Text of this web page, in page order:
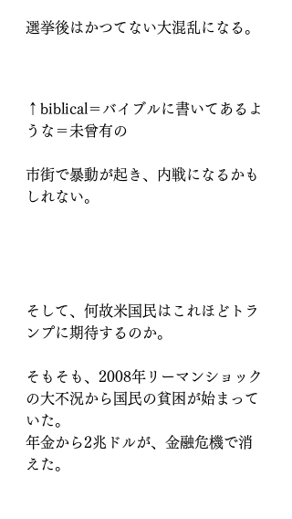
選挙後はかつてない大混乱になる。
↑biblical＝バイブルに書いてあるよ
うな＝未曾有の
市街で暴動が起き、内戦になるかも
しれない。
そして、何故米国民はこれほどトラ
ンプに期待するのか。
そもそも、2008年リーマンショック
の大不況から国民の貧困が始まって
いた。
年金から2兆ドルが、金融危機で消
えた。